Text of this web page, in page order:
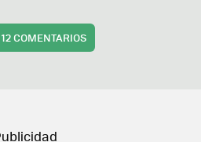
12 COMENTARIOS